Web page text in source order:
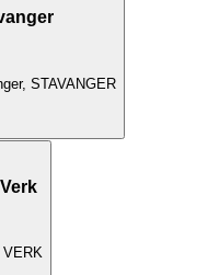
STAVANGER